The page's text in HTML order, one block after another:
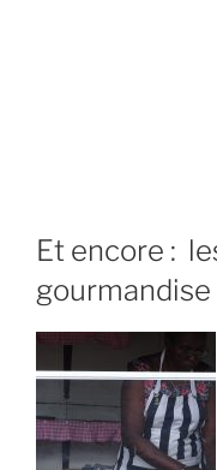
Et encore :
gourmandise